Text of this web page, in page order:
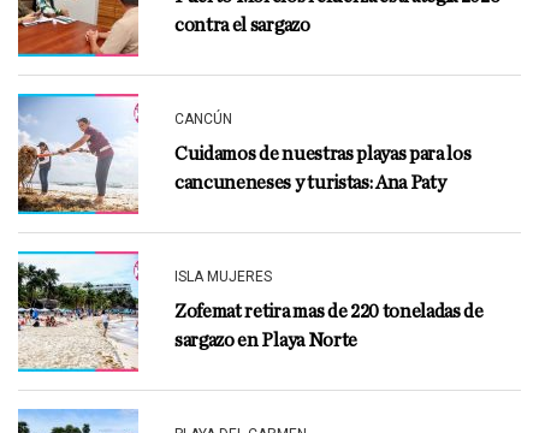
contra el sargazo
CANCÚN
Cuidamos de nuestras playas para los
cancuneneses y turistas: Ana Paty
ISLA MUJERES
Zofemat retira mas de 220 toneladas de
sargazo en Playa Norte